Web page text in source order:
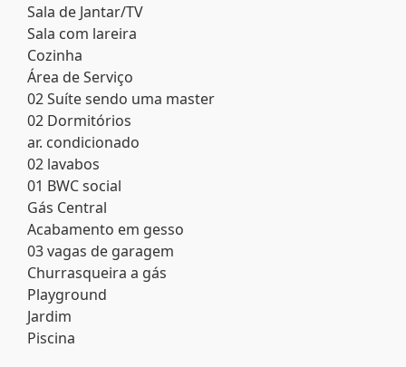
Sala de Jantar/TV
Sala com lareira
Cozinha
Área de Serviço
02 Suíte sendo uma master
02 Dormitórios
ar. condicionado
02 lavabos
01 BWC social
Gás Central
Acabamento em gesso
03 vagas de garagem
Churrasqueira a gás
Playground
Jardim
Piscina